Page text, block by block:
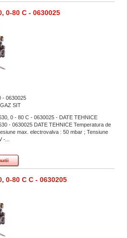
0-80 C - 0630025
- 0630025
SIT
0 - 80 C - 0630025 - DATE TEHNICE
- 0630025 DATE TEHNICE Temperatura de
max. electrovalva : 50 mbar ; Tensiune
-...
0-80 C C - 0630205